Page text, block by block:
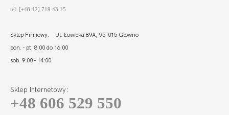
CALIFORNIA FIGI
tel. [+48 42] 719 43 15
Sklep Firmowy: Ul. Łowicka 89A, 95-015 Głowno
pon. - pt. 8:00 do 16:00
sob. 9:00 - 14:00
Sklep Internetowy:
+48 606 529 550